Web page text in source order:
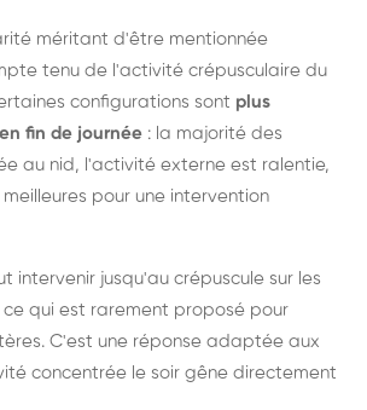
méritant d'être mentionnée
tenu de l'activité crépusculaire du
configurations sont plus
fin de journée : la majorité des
au nid, l'activité externe est ralentie,
pour une intervention
intervenir jusqu'au crépuscule sur les
ce qui est rarement proposé pour
C'est une réponse adaptée aux
concentrée le soir gêne directement